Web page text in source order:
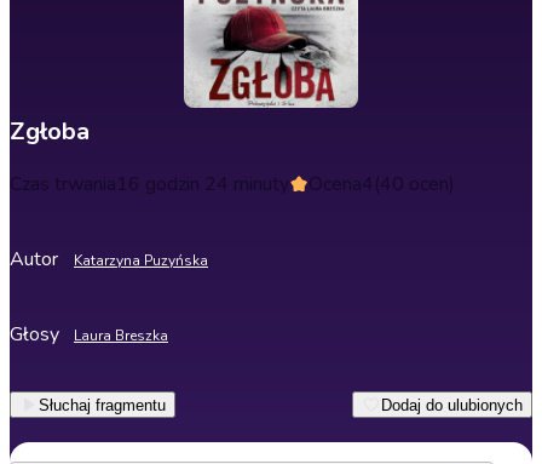
Zgłoba
Czas trwania16 godzin 24 minuty Ocena4(40 ocen)
Autor Katarzyna Puzyńska
Głosy Laura Breszka
Słuchaj fragmentu Dodaj do ulubionych